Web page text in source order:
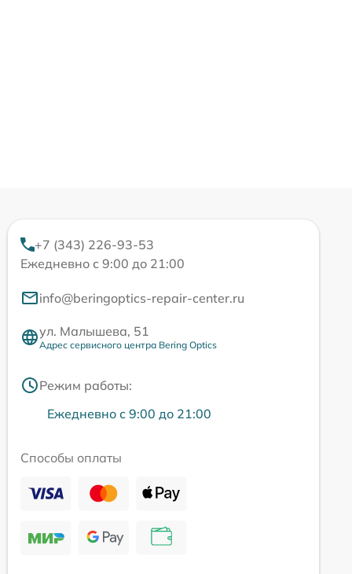
+7 (343) 226-93-53
Ежедневно с 9:00 до 21:00
info@beringoptics-repair-center.ru
ул. Малышева, 51
Адрес сервисного центра Bering Optics
Режим работы:
Ежедневно с 9:00 до 21:00
Способы оплаты